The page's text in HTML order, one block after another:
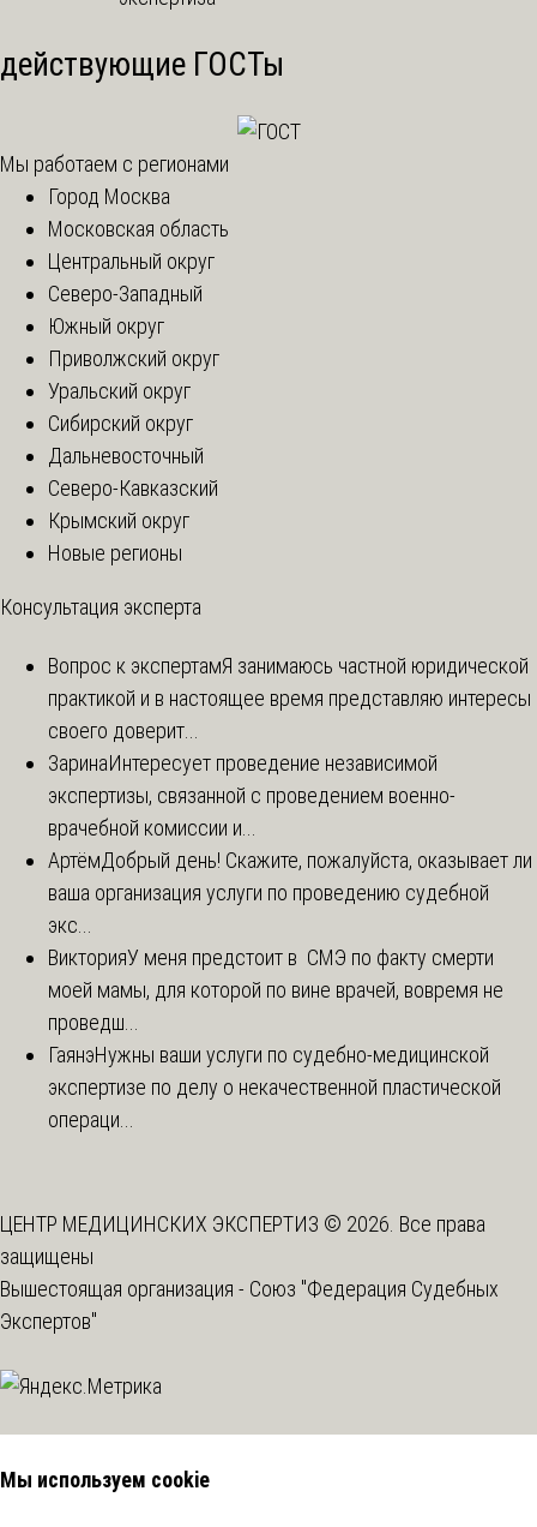
действующие ГОСТы
Мы работаем с регионами
Город Москва
Московская область
Центральный округ
Северо-Западный
Южный округ
Приволжский округ
Уральский округ
Сибирский округ
Дальневосточный
Северо-Кавказский
Крымский округ
Новые регионы
Консультация эксперта
Вопрос к экспертамЯ занимаюсь частной юридической
практикой и в настоящее время представляю интересы
своего доверит...
ЗаринаИнтересует проведение независимой
экспертизы, связанной с проведением военно-
врачебной комиссии и...
АртёмДобрый день! Скажите, пожалуйста, оказывает ли
ваша организация услуги по проведению судебной
экс...
ВикторияУ меня предстоит в СМЭ по факту смерти
моей мамы, для которой по вине врачей, вовремя не
проведш...
ГаянэНужны ваши услуги по судебно-медицинской
экспертизе по делу о некачественной пластической
операци...
ЦЕНТР МЕДИЦИНСКИХ ЭКСПЕРТИЗ © 2026. Все права
защищены
Вышестоящая организация - Союз "Федерация Судебных
Экспертов"
Мы используем cookie